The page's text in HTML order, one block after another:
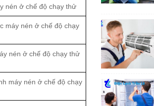
nén ở chế độ chạy thử
máy nén ở chế độ chạy
nén ở chế độ chạy thử
máy nén ở chế độ chạy